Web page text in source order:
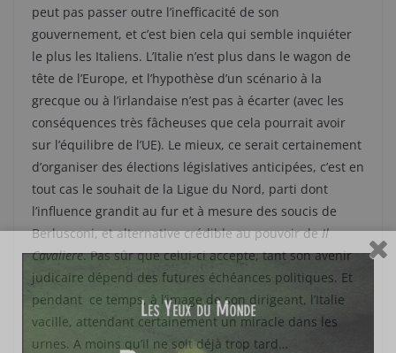
peut pas passer outre l’inefficacité de son
gouvernement, et c’est bien cela qui semble inquiéter
le plus les Italiens. L’Italie n’est plus dans le wagon de
tête de l’Europe, et l’hypothèse d’un scénario à la
grecque ou à l’irlandaise n’est pas à écarter (avec les
conséquences très fâcheuses que cela pourrait avoir
sur l’équilibre de l’UE). Le mieux, ce serait certainement
d’organiser des élections législatives anticipées, c’est en
tout cas le souhait de la Ligue du Nord, parti dont
l’influence grandit au fur et à mesure des soucis de
Berlusconi, et alternative crédible au pouvoir deIl
Cavaliere. Pas sûr que celui-ci accepte, tant son avenir
judicaire dépend des futures échéances politiques. Et
pendant ce temps, à l’image de son dirigeant, l’Italie
vacille, attendant certainement un miracle dans les
urnes. A moins qu’il ne soit déjà trop tard…